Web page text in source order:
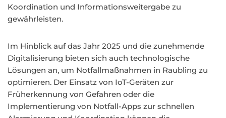
Koordination und Informationsweitergabe zu
gewährleisten.
Im Hinblick auf das Jahr 2025 und die zunehmende
Digitalisierung bieten sich auch technologische
Lösungen an, um Notfallmaßnahmen in Raubling zu
optimieren. Der Einsatz von IoT-Geräten zur
Früherkennung von Gefahren oder die
Implementierung von Notfall-Apps zur schnellen